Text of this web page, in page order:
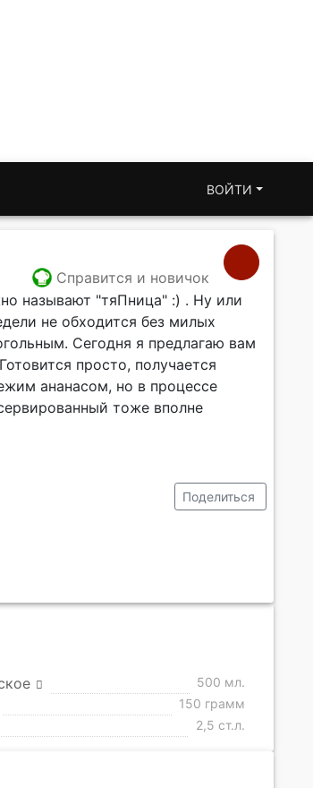
ВОЙТИ
Справится и новичок
называют "тяПница" :) . Ну или
не обходится без милых
Сегодня я предлагаю вам
просто, получается
ананасом, но в процессе
тоже вполне
Поделиться
500 мл.
150 грамм
2,5 ст.л.